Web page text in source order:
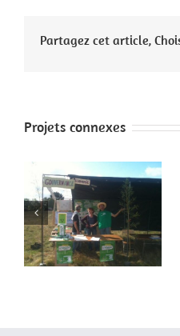
Partagez cet article,
Projets connexes
Faites de la paix 1